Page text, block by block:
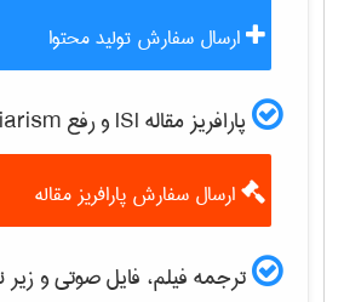
ارسال سفارش تولید محتوا
پارافریز مقاله ISI و رفع plagiarism
ارسال سفارش پارافریز مقاله
ترجمه فیلم، فایل صوتی و